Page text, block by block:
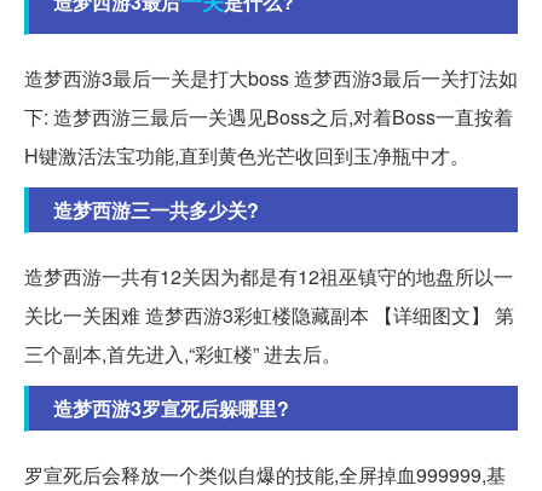
造梦西游3最后一关是打大boss 造梦西游3最后一关打法如
下: 造梦西游三最后一关遇见Boss之后,对着Boss一直按着
H键激活法宝功能,直到黄色光芒收回到玉净瓶中才。
造梦西游三一共多少关?
造梦西游一共有12关因为都是有12祖巫镇守的地盘所以一
关比一关困难 造梦西游3彩虹楼隐藏副本 【详细图文】 第
三个副本,首先进入,“彩虹楼” 进去后。
造梦西游3罗宣死后躲哪里?
罗宣死后会释放一个类似自爆的技能,全屏掉血999999,基